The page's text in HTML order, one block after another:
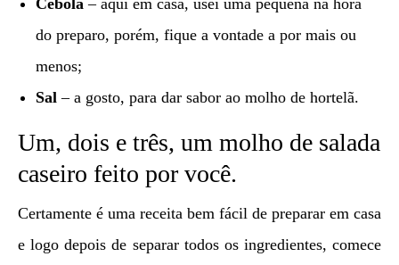
do preparo, porém, fique a vontade a por mais ou
menos;
Sal – a gosto, para dar sabor ao molho de hortelã.
Um, dois e três, um molho de salada
caseiro feito por você.
Certamente é uma receita bem fácil de preparar em casa
e logo depois de separar todos os ingredientes, comece